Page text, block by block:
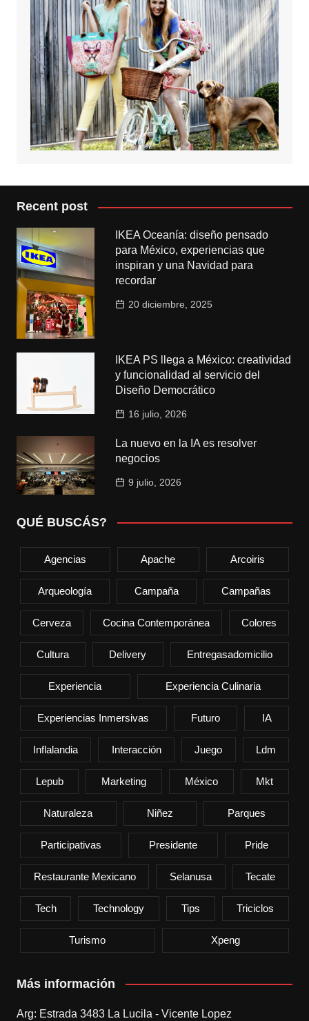
Recent post
IKEA Oceanía: diseño pensado
para México, experiencias que
inspiran y una Navidad para
recordar
20 diciembre, 2025
IKEA PS llega a México: creatividad
y funcionalidad al servicio del
Diseño Democrático
16 julio, 2026
La nuevo en la IA es resolver
negocios
9 julio, 2026
QUÉ BUSCÁS?
Agencias Apache Arcoiris
Arqueología Campaña Campañas
Cerveza Cocina Contemporánea Colores
Cultura Delivery Entregasadomicilio
Experiencia Experiencia Culinaria
Experiencias Inmersivas Futuro IA
Inflalandia Interacción Juego Ldm
Lepub Marketing México Mkt
Naturaleza Niñez Parques
Participativas Presidente Pride
Restaurante Mexicano Selanusa Tecate
Tech Technology Tips Triciclos
Turismo Xpeng
Más información
Arg: Estrada 3483 La Lucila - Vicente Lopez